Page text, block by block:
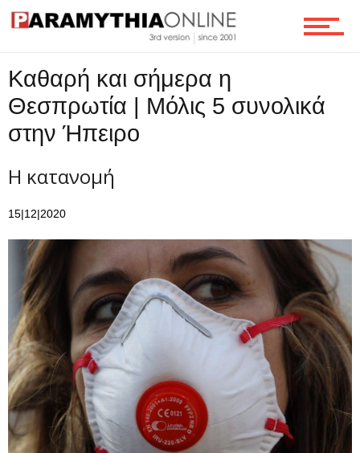
Επικοινωνία
Καθαρή και σήμερα η
Θεσπρωτία | Μόλις 5 συνολικά
στην Ήπειρο
Η κατανομή
15|12|2020